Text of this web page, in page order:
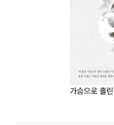
가슴으로 흘